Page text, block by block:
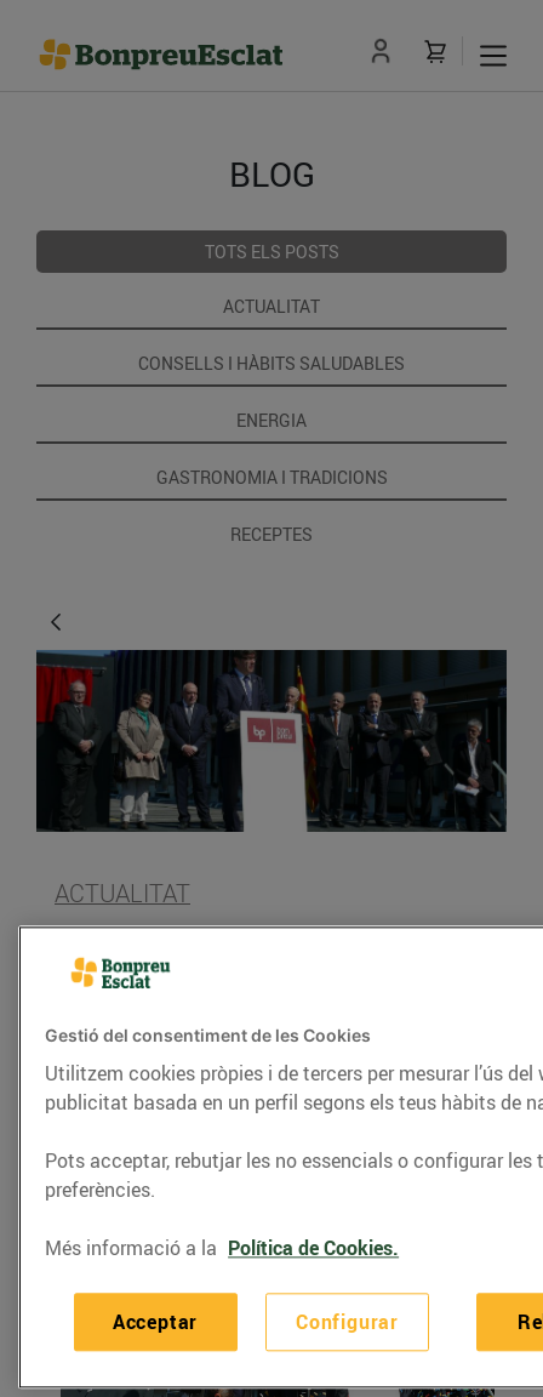
BLOG
TOTS ELS POSTS
ACTUALITAT
CONSELLS I HÀBITS SALUDABLES
ENERGIA
GASTRONOMIA I TRADICIONS
RECEPTES
ACTUALITAT
Hem inaugurat el nou
magatzem de
productes refrigerats a
Balenyà
20/de març/2017
Gestió del consentiment de les Cookies
Utilitzem cookies pròpies i de tercers per mesurar l’ús
publicitat basada en un perfil segons els teus hàbits de
Pots acceptar, rebutjar les no essencials o configurar les
preferències.
Més informació a la Política de Cookies.
Configurar
Acceptar